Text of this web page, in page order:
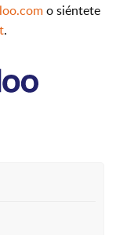
o siéntete
.